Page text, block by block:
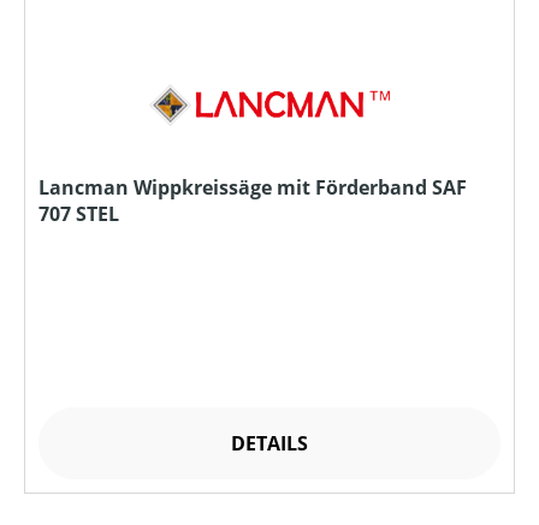
Lancman Wippkreissäge mit Förderband SAF
707 STEL
DETAILS